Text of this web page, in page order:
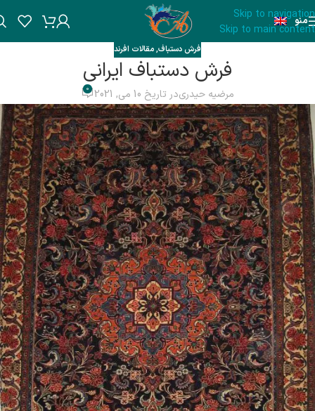
Skip to navigation
Skip to main content
منو
فرش دستباف,مقالات افرند
فرش دستباف ایرانی
مرضیه حیدریدر تاریخ 10 می, 2021 0